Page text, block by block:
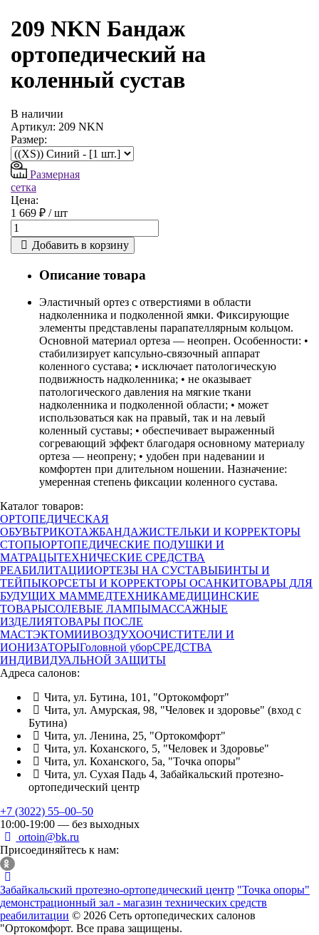
209 NKN Бандаж
ортопедический на
коленный сустав
В наличии
Артикул: 209 NKN
Размер:
Размерная
сетка
Цена:
1 669 ₽ /шт
Добавить в корзину
Описание товара
Эластичный ортез с отверстиями в области
надколенника и подколенной ямки. Фиксирующие
элементы представлены парапателлярным кольцом.
Основной материал ортеза ― неопрен. Особенности: •
стабилизирует капсульно-связочный аппарат
коленного сустава; • исключает патологическую
подвижность надколенника; • не оказывает
патологического давления на мягкие ткани
надколенника и подколенной области; • может
использоваться как на правый, так и на левый
коленный суставы; • обеспечивает выраженный
согревающий эффект благодаря основному материалу
ортеза ― неопрену; • удобен при надевании и
комфортен при длительном ношении. Назначение:
умеренная степень фиксации коленного сустава.
Каталог товаров:
ОРТОПЕДИЧЕСКАЯ
ОБУВЬТРИКОТАЖБАНДАЖИСТЕЛЬКИ И КОРРЕКТОРЫ
СТОПЫОРТОПЕДИЧЕСКИЕ ПОДУШКИ И
МАТРАЦЫТЕХНИЧЕСКИЕ СРЕДСТВА
РЕАБИЛИТАЦИИОРТЕЗЫ НА СУСТАВЫБИНТЫ И
ТЕЙПЫКОРСЕТЫ И КОРРЕКТОРЫ ОСАНКИТОВАРЫ ДЛЯ
БУДУЩИХ МАММЕДТЕХНИКАМЕДИЦИНСКИЕ
ТОВАРЫСОЛЕВЫЕ ЛАМПЫМАССАЖНЫЕ
ИЗДЕЛИЯТОВАРЫ ПОСЛЕ
МАСТЭКТОМИИВОЗДУХООЧИСТИТЕЛИ И
ИОНИЗАТОРЫГоловной уборСРЕДСТВА
ИНДИВИДУАЛЬНОЙ ЗАЩИТЫ
Адреса салонов:
Чита, ул. Бутина, 101, "Ортокомфорт"
Чита, ул. Амурская, 98, "Человек и здоровье" (вход с
Бутина)
Чита, ул. Ленина, 25, "Ортокомфорт"
Чита, ул. Коханского, 5, "Человек и Здоровье"
Чита, ул. Коханского, 5а, "Точка опоры"
Чита, ул. Сухая Падь 4, Забайкальский протезно-
ортопедический центр
+7 (3022) 55‒00‒50
10:00-19:00 — без выходных
ortoin@bk.ru
Присоединяйтесь к нам:
Забайкальский протезно-ортопедический центр "Точка опоры"
демонстрационный зал - магазин технических средств
реабилитации © 2026 Сеть ортопедических салонов
"Ортокомфорт. Все права защищены.